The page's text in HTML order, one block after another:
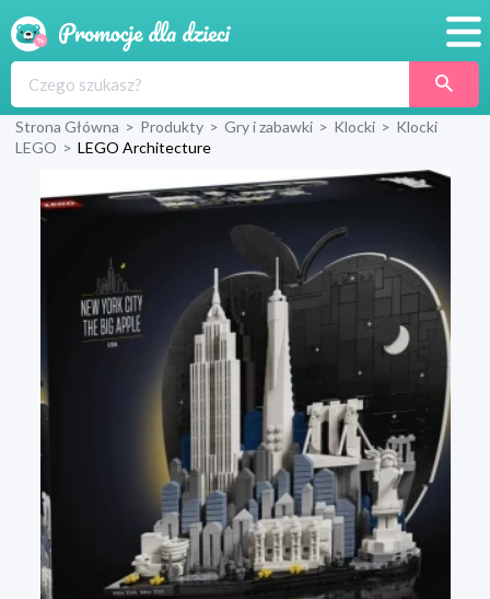
Produkty
Sklepy
Wyprawka
Strona Główna > Produkty > Gry i zabawki > Klocki > Klocki
LEGO > LEGO Architecture